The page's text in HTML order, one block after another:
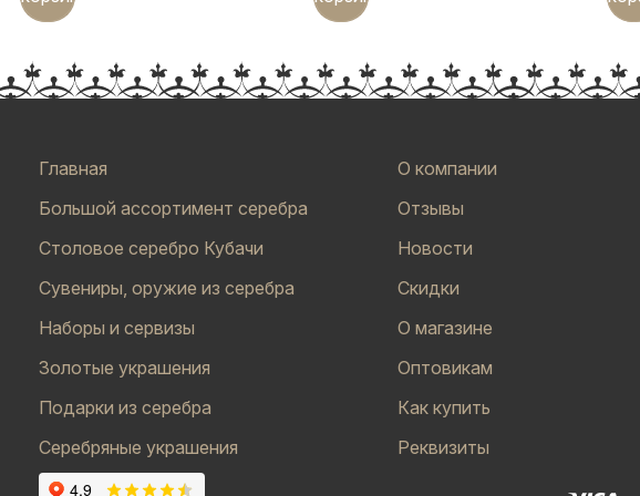
Главная
Большой ассортимент серебра
Столовое серебро Кубачи
Сувениры, оружие из серебра
Наборы и сервизы
Золотые украшения
Подарки из серебра
Серебряные украшения
О компании
Отзывы
Новости
Скидки
О магазине
Оптовикам
Как купить
Реквизиты